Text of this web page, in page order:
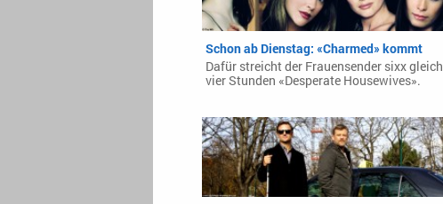
Schon ab Dienstag: «Charmed» kommt
Dafür streicht der Frauensender sixx gleich
vier Stunden «Desperate Housewives».